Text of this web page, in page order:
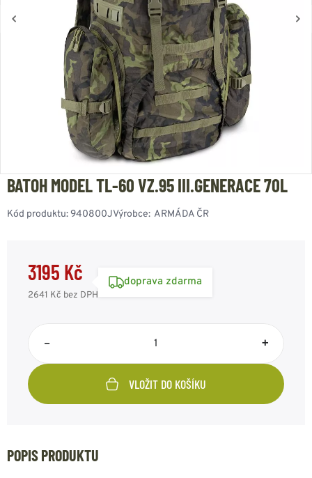
BATOH MODEL TL-60 VZ.95 III.GENERACE 70L
Kód produktu:940800JVýrobce: ARMÁDA ČR
3195 Kč
2641 Kč bez DPH
doprava zdarma
– +
VLOŽIT DO KOŠÍKU
POPIS PRODUKTU